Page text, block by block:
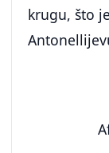
krugu, što